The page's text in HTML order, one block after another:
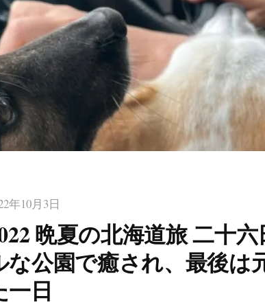
年10月3日
晩夏の北海道旅 二十
な公園で癒され、最後は
一日